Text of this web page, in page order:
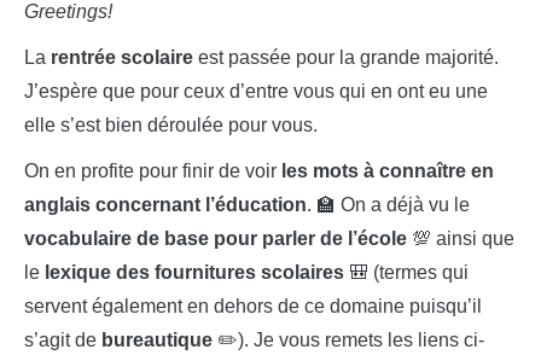
Greetings!
La rentrée scolaire est passée pour la grande majorité.
J’espère que pour ceux d’entre vous qui en ont eu une
elle s’est bien déroulée pour vous.
On en profite pour finir de voir les mots à connaître en
anglais concernant l’éducation. 🏫 On a déjà vu le
vocabulaire de base pour parler de l’école 💯 ainsi que
le lexique des fournitures scolaires 🎒 (termes qui
servent également en dehors de ce domaine puisqu’il
s’agit de bureautique ✏️). Je vous remets les liens ci-